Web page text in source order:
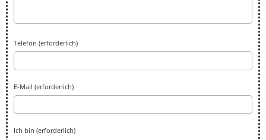
Telefon (erforderlich)
E-Mail (erforderlich)
Ich bin (erforderlich)